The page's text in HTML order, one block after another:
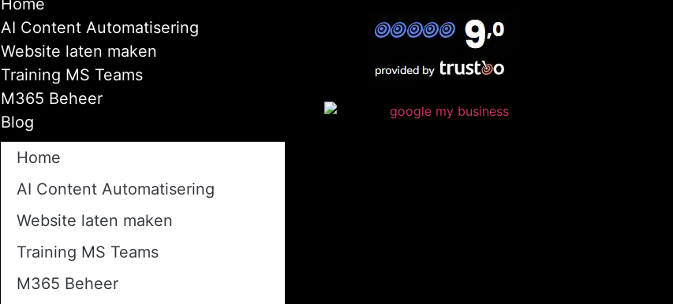
AI Content Automatisering​
Website laten maken
Training MS Teams
M365 Beheer
Blog
Home
AI Content Automatisering​
Website laten maken
Training MS Teams
M365 Beheer